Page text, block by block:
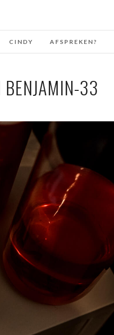
CINDY AFSPREKEN?
BENJAMIN-33